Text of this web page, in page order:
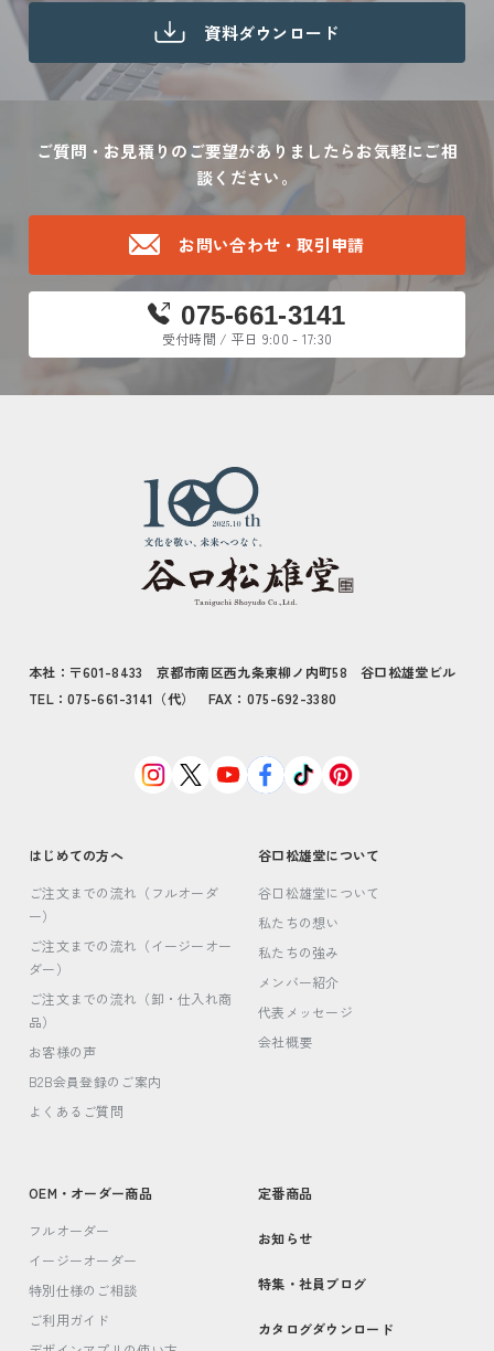
資料ダウンロード
ご質問・お見積りのご要望がありましたらお気軽にご相
談ください。
お問い合わせ・取引申請
075-661-3141
受付時間 / 平日 9:00 - 17:30
本社：〒601-8433 京都市南区西九条東柳ノ内町58 谷口松雄堂ビル
TEL：075-661-3141（代） FAX：075-692-3380
はじめての方へ
ご注文までの流れ（フルオーダ
ー）
ご注文までの流れ（イージーオー
ダー）
ご注文までの流れ（卸・仕入れ商
品）
お客様の声
B2B会員登録のご案内
よくあるご質問
谷口松雄堂について
谷口松雄堂について
私たちの想い
私たちの強み
メンバー紹介
代表メッセージ
会社概要
OEM・オーダー商品
フルオーダー
イージーオーダー
特別仕様のご相談
ご利用ガイド
定番商品
お知らせ
特集・社員ブログ
カタログダウンロード